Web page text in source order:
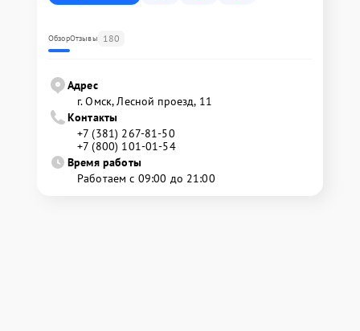
ОбзорОтзывы 180
Адрес
г. Омск, ​Лесной проезд, 11
Контакты
+7 (381) 267-81-50
+7 (800) 101-01-54
Время работы
Работаем с 09:00 до 21:00